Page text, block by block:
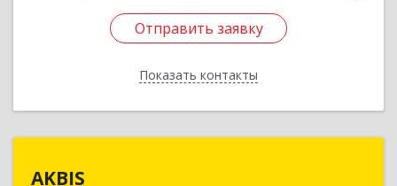
Отправить заявку
Показать контакты
Отправить заявку
Назад
AKBIS